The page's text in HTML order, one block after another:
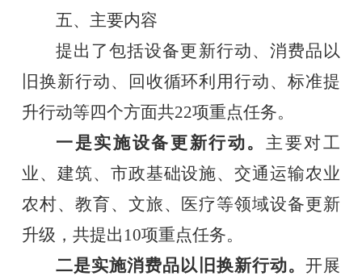
五、 主要内容
提出了包括设备更新行动、消费品以
旧换新行动、回收循环利用行动、标准提
升行动等四个方面共22项重点任务。
一是实施设备更新行动。 主要对工
业、建筑、市政基础设施、交通运输农业
农村、教育、文旅、医疗等领域设备更新
升级 ， 共提出10项重点任务。
二是实施消费品以旧换新行动。开展